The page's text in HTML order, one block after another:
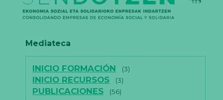
Mediateca
INICIO FORMACIÓN (3)
INICIO RECURSOS (3)
PUBLICACIONES
(56)